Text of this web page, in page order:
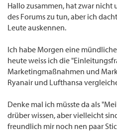
Hallo zusammen, hat zwar
des Forums zu tun, aber ich
Leute auskennen.
Ich habe Morgen eine
heute weiss ich die
Marketingmaßnahmen und
Ryanair und Lufthansa
Denke mal ich müsste da als
drüber wissen, aber vielleicht
freundlich mir noch nen paar